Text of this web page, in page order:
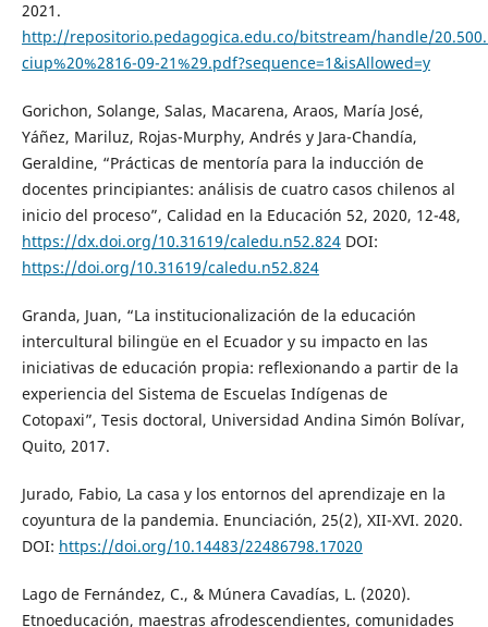
2021.
http://repositorio.pedagogica.edu.co/bitstream/handle/
ciup%20%2816-09-21%29.pdf?sequence=1&isAllowed=y
Gorichon, Solange, Salas, Macarena, Araos, María José,
Yáñez, Mariluz, Rojas-Murphy, Andrés y Jara-Chandía,
Geraldine, “Prácticas de mentoría para la inducción de
docentes principiantes: análisis de cuatro casos chilenos al
inicio del proceso”, Calidad en la Educación 52, 2020, 12-48,
https://dx.doi.org/10.31619/caledu.n52.824DOI:
https://doi.org/10.31619/caledu.n52.824
Granda, Juan, “La institucionalización de la educación
intercultural bilingüe en el Ecuador y su impacto en las
iniciativas de educación propia: reflexionando a partir de la
experiencia del Sistema de Escuelas Indígenas de
Cotopaxi”, Tesis doctoral, Universidad Andina Simón Bolívar,
Quito, 2017.
Jurado, Fabio, La casa y los entornos del aprendizaje en la
coyuntura de la pandemia. Enunciación, 25(2), XII-XVI. 2020.
DOI: https://doi.org/10.14483/22486798.17020
Lago de Fernández, C., & Múnera Cavadías, L. (2020).
Etnoeducación, maestras afrodescendientes, comunidades